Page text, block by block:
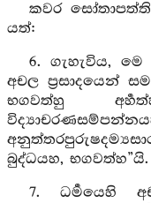
කවර
යත්:
6. ගැහැවිය,
අචල ප්‍රසාදයෙන්
භගවත්හු
බුද්ධයහ, භගවත්හ”යි.
7. ධර්‍මයෙහි